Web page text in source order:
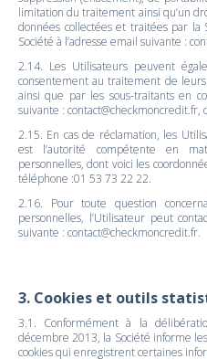
limitation du traitement ainsi qu’un
données collectées et traitées par la
Société à l’adresse email suivante :
2.14. Les Utilisateurs peuvent
consentement au traitement de
ainsi que par les sous-traitants en
suivante :
2.15. En cas de réclamation, les
est l’autorité compétente en
personnelles, dont voici les
téléphone :01 53 73 22 22.
2.16. Pour toute question
personnelles, l’Utilisateur peut
suivante : contact@checkmoncredit.fr.
3. Cookies et outils
3.1. Conformément à la
décembre 2013, la Société informe
cookies qui enregistrent certaines